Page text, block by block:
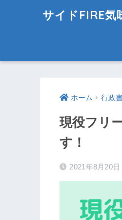
サイドFIRE
ホーム 行政
現役フリ
す！
2021年8月20日